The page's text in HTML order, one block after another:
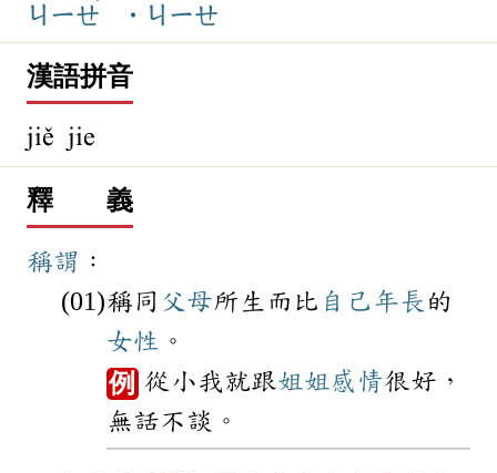
ㄐㄧㄝ ˙ㄐㄧㄝ
漢語拼音
jiě jie
釋 義
稱謂 ：
稱同 父母所生而比 自己年長 的
女性 。
例 從小我就跟姐姐感情很好，
無話不談。